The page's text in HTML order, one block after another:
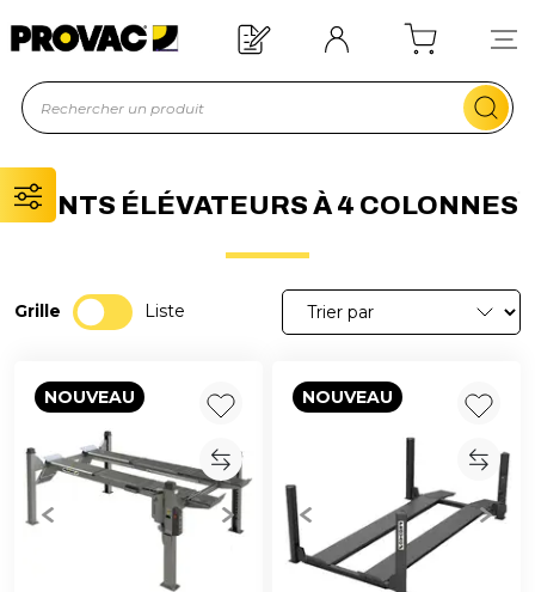
Offre de bienvenue : 20€ offerts !
En savoir plus
PONTS ÉLÉVATEURS À 4 COLONNES
Grille Liste
NOUVEAU NOUVEAU